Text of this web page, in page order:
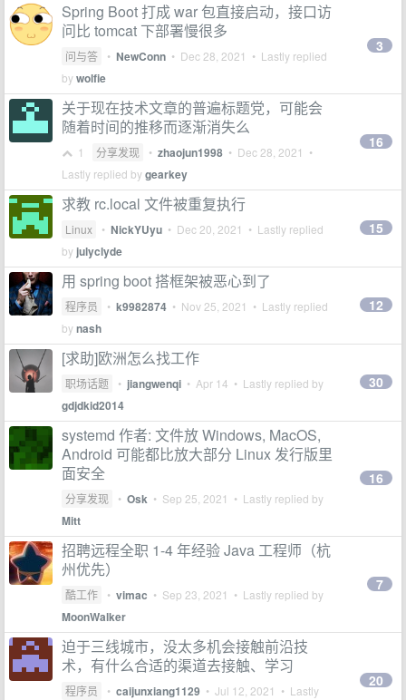
Spring Boot 打成 war 包直接启动，接口访
问比 tomcat 下部署慢很多
问与答 • NewConn • Dec 28, 2021 • Lastly replied
bywolfie
3
关于现在技术文章的普遍标题党，可能会
随着时间的推移而逐渐消失么
1 分享发现 • zhaojun1998 • Dec 28, 2021 •
Lastly replied bygearkey
16
求教 rc.local 文件被重复执行
Linux • NickYUyu • Dec 20, 2021 • Lastly replied
by julyclyde
15
用 spring boot 搭框架被恶心到了
程序员 • k9982874 • Nov 25, 2021 • Lastly replied
bynash
12
[求助]欧洲怎么找工作
职场话题 • jiangwenqi • Apr 14 • Lastly replied by
gdjdkid2014
30
systemd 作者: 文件放 Windows, MacOS,
Android 可能都比放大部分 Linux 发行版里
面安全
分享发现 • Osk • Sep 25, 2021 • Lastly replied by
Mitt
16
招聘远程全职 1-4 年经验 Java 工程师（杭
州优先）
酷工作 • vimac • Sep 23, 2021 • Lastly replied by
MoonWalker
7
迫于三线城市，没太多机会接触前沿技
术，有什么合适的渠道去接触、学习
程序员 • caijunxiang1129 • Jul 12, 2021 • Lastly
20